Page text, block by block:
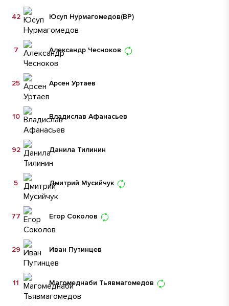
Юсуп Нурмагомедов(ВР)
42
Александр Чесноков
7
Арсен Уртаев
25
Владислав Афанасьев
10
Данила Тилинин
92
Дмитрий Мусийчук
5
Егор Соколов
77
Иван Путинцев
29
Магомеднаби Тьявмагомедов
11